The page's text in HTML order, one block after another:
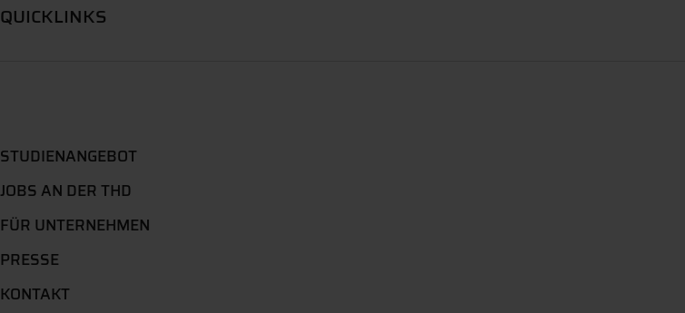
QUICKLINKS
STUDIENANGEBOT
JOBS AN DER THD
FÜR UNTERNEHMEN
PRESSE
KONTAKT